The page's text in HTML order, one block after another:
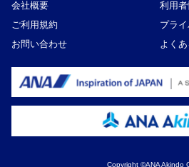
会社概要
利用
ご利用規約
プラ
お問い合わせ
よく
Copyright ©ANA Akindo